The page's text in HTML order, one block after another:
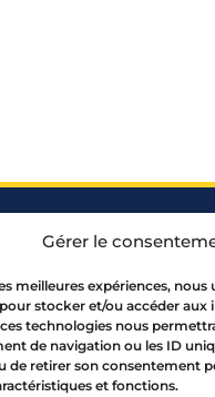
Gérer le
meilleures expériences,
stocker et/ou accéder aux
technologies nous
de navigation ou les ID
de retirer son consentement
et fonctions.
LYON
00